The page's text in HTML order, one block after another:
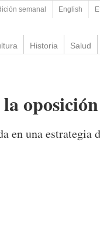
semanal English
Historia Salud
oposición
en una estrategia